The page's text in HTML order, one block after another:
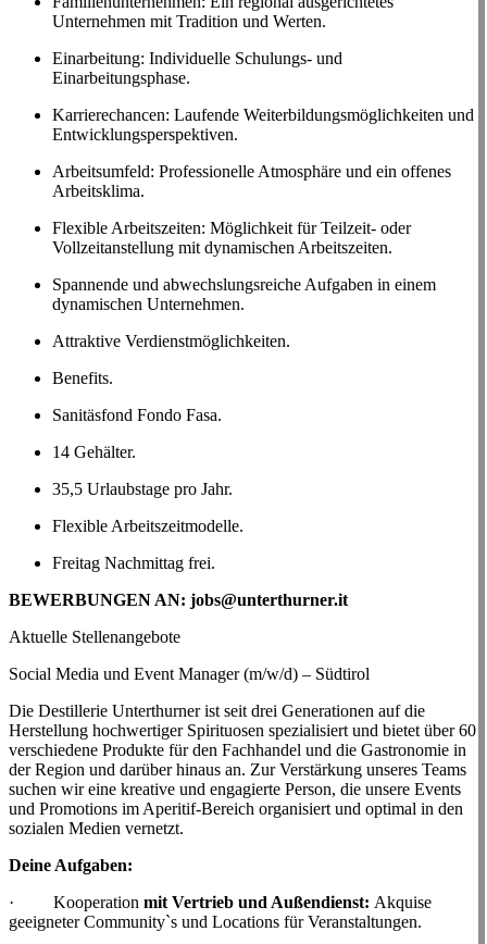
Unternehmen mit Tradition und Werten.
Einarbeitung: Individuelle Schulungs- und
Einarbeitungsphase.
Karrierechancen: Laufende Weiterbildungsmöglichkeiten und
Entwicklungsperspektiven.
Arbeitsumfeld: Professionelle Atmosphäre und ein offenes
Arbeitsklima.
Flexible Arbeitszeiten: Möglichkeit für Teilzeit- oder
Vollzeitanstellung mit dynamischen Arbeitszeiten.
Spannende und abwechslungsreiche Aufgaben in einem
dynamischen Unternehmen.
Attraktive Verdienstmöglichkeiten.
Benefits.
Sanitäsfond Fondo Fasa.
14 Gehälter.
35,5 Urlaubstage pro Jahr.
Flexible Arbeitszeitmodelle.
Freitag Nachmittag frei.
BEWERBUNGEN AN: jobs@unterthurner.it
Aktuelle Stellenangebote
Social Media und Event Manager (m/w/d) – Südtirol
Die Destillerie Unterthurner ist seit drei Generationen auf die
Herstellung hochwertiger Spirituosen spezialisiert und bietet über 60
verschiedene Produkte für den Fachhandel und die Gastronomie in
der Region und darüber hinaus an. Zur Verstärkung unseres Teams
suchen wir eine kreative und engagierte Person, die unsere Events
und Promotions im Aperitif-Bereich organisiert und optimal in den
sozialen Medien vernetzt.
Deine Aufgaben:
· Kooperation mit Vertrieb und Außendienst: Akquise
geeigneter Community`s und Locations für Veranstaltungen.